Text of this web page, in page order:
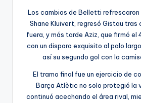
Los cambios de Belletti refrescaron
Shane Kluivert, regresó Gistau tras
fuera, y más tarde Aziz, que firmó el
con un disparo exquisito al palo
así su segundo gol con la
El tramo final fue un ejercicio de
Barça Atlètic no solo protegió la
continuó acechando el área rival,